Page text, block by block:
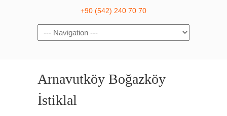
+90 (542) 240 70 70
Navigation
Arnavutköy Boğazköy
İstiklal